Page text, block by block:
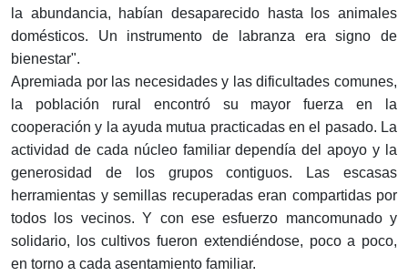
la abundancia, habían desaparecido hasta los animales
domésticos. Un instrumento de labranza era signo de
bienestar".
Apremiada por las necesidades y las dificultades comunes,
la población rural encontró su mayor fuerza en la
cooperación y la ayuda mutua practicadas en el pasado. La
actividad de cada núcleo familiar dependía del apoyo y la
generosidad de los grupos contiguos. Las escasas
herramientas y semillas recuperadas eran compartidas por
todos los vecinos. Y con ese esfuerzo mancomunado y
solidario, los cultivos fueron extendiéndose, poco a poco,
en torno a cada asentamiento familiar.